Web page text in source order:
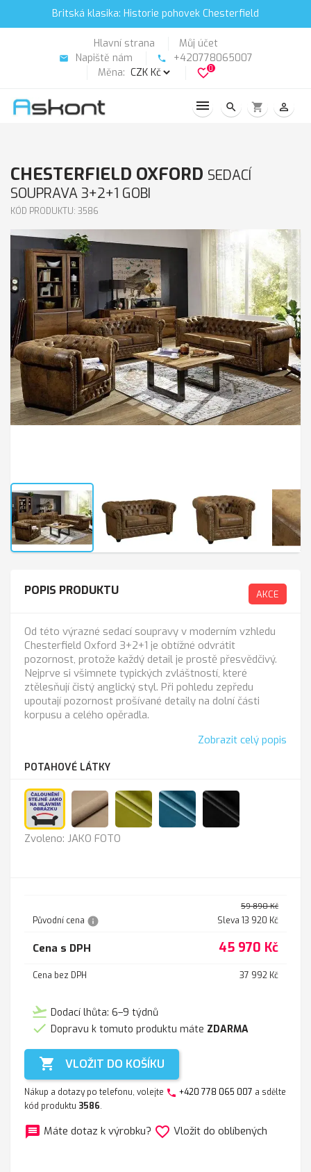
Britská klasika: Historie pohovek Chesterfield
Hlavní strana Můj účet
email Napiště nám phone
+420778065007
Měna:
favorite_border0
search shopping_cart person_outline
CHESTERFIELD OXFORD SEDACÍ
SOUPRAVA 3+2+1 GOBI
KÓD PRODUKTU: 3586
POPIS PRODUKTU AKCE
Od této výrazné sedací soupravy v moderním vzhledu
Chesterfield Oxford 3+2+1 je obtížné odvrátit
pozornost, protože každý detail je prostě přesvědčivý.
Nejprve si všimnete typických zvláštností, které
ztělesňují čistý anglický styl. Při pohledu zepředu
upoutají pozornost prošívané detaily na dolní části
korpusu a celého opěradla.
Zobrazit celý popis
POTAHOVÉ LÁTKY
JAKO
Casablanca
Zvoleno: JAKO FOTO
Původní cena info
59 890 Kč
Sleva 13 920 Kč
Cena s DPH 45 970 Kč
Cena bez DPH 37 992 Kč
flight_takeoff Dodací lhůta: 6–9 týdnů
 Dopravu k tomuto produktu máte ZDARMA
 VLOŽIT DO KOŠÍKU
Nákup a dotazy po telefonu, volejte phone +420 778 065 007 a sdělte
kód produktu 3586.
message Máte dotaz k výrobku? favorite_border Vložit do oblíbených